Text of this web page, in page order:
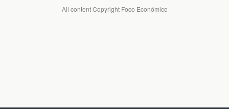
All content Copyright Foco Económico